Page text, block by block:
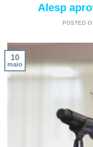
Alesp
POSTED
10
maio